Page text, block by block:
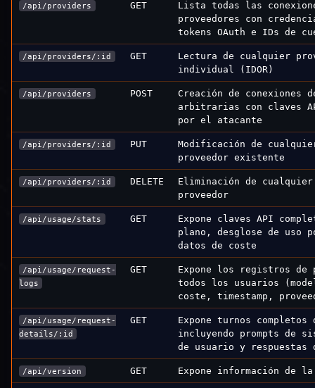
/api/providers GET
Lista todas las
proveedores con
tokens OAuth e IDs de
/api/providers/:id GET
Lectura de cualquier
individual (IDOR)
/api/providers POST
Creación de conexiones
arbitrarias con claves
por el atacante
/api/providers/:id PUT
Modificación de
proveedor existente
/api/providers/:id DELETE
Eliminación de cualquier
proveedor
/api/usage/stats GET
Expone claves API
plano, desglose de uso
datos de coste
/api/usage/request-
logs
GET
Expone los registros de
todos los usuarios
coste, timestamp,
/api/usage/request-
details/:id
GET
Expone turnos completos
incluyendo prompts de
de usuario y respuestas
/api/version GET Expone información de